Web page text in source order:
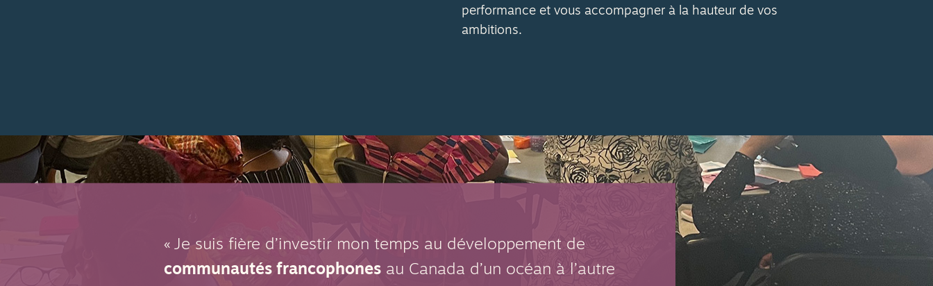
performance et vous accompagner à la hauteur de vos
ambitions.
« Je suis fière d’investir mon temps au développement de
communautés francophones au Canada d’un océan à l’autre